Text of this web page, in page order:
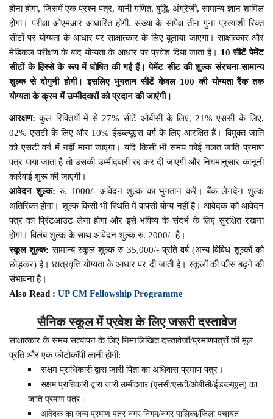
होना होगा, जिसमें एक प्रश्न पत्र, यानी गणित, बुद्धि, अंग्रेजी, सामान्य ज्ञान शामिल
होगा। परीक्षा ओएमआर आधारित होगी. संख्या के सापेक्ष तीन गुना प्रत्याशी रिक्त
सीटों पर योग्यता के आधार पर साक्षात्कार के लिए बुलाया जाएगा। साक्षात्कार और
मेडिकल परीक्षण के बाद योग्यता के आधार पर प्रवेश दिया जाता है। 10 सीटें पेमेंट
सीटों के हिस्से के रूप में घोषित की गई हैं। पेमेंट सीट की शुल्क संरचना-सामान्य
शुल्क से दोगुनी होगी। इसलिए भुगतान सीटें केवल 100 की योग्यता रैंक तक
योग्यता के क्रम में उम्मीदवारों को प्रदान की जाएंगी।
आरक्षण: कुल रिक्तियों में से 27% सीटें ओबीसी के लिए, 21% एससी के लिए,
02% एसटी के लिए और 10% ईडब्ल्यूएस वर्ग के लिए आरक्षित हैं। विमुक्त जाति
को एसटी वर्ग में नहीं माना जाएगा। यदि किसी भी समय कोई गलत जाति प्रमाण
पत्र पाया जाता है तो उसकी उम्मीदवारी रद्द कर दी जाएगी और नियमानुसार कानूनी
कार्रवाई शुरू की जाएगी।
आवेदन शुल्क: रु. 1000/- आवेदन शुल्क का भुगतान करें। बैंक लेनदेन शुल्क
अतिरिक्त होगा। शुल्क किसी भी स्थिति में वापसी योग्य नहीं है। आवेदक को आवेदन
पत्र का प्रिंटआउट लेना होगा और इसे भविष्य के संदर्भ के लिए सुरक्षित रखना
होगा। विलंब शुल्क के साथ आवेदन शुल्क रु. 2000/- है।
स्कूल शुल्क: सामान्य स्कूल शुल्क रु 35,000/- प्रति वर्ष (अन्य विविध शुल्कों को
छोड़कर) है। छात्रवृत्ति योग्यता के आधार पर दी जाती है। स्कूलों की फीस बढ़ने की
संभावना है।
Also Read :UP CM Fellowship Programme
सैनिक स्कूल में प्रवेश के लिए जरूरी दस्तावेज
साक्षात्कार के समय सत्यापन के लिए निम्नलिखित दस्तावेजों/प्रमाणपत्रों की मूल
प्रति और एक फोटोकॉपी लानी होगी:
सक्षम प्राधिकारी द्वारा जारी पिता का अधिवास प्रमाण पत्र।
सक्षम प्राधिकारी द्वारा जारी उम्मीदवार (एससी/एसटी/ओबीसी/ईडब्ल्यूएस) का
जाति प्रमाण पत्र।
आवेदक का जन्म प्रमाण पत्र नगर निगम/नगर पालिका/जिला पंचायत